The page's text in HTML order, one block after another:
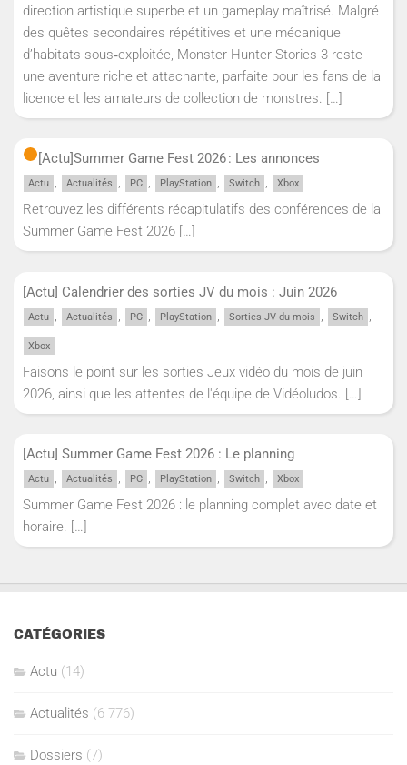
direction artistique superbe et un gameplay maîtrisé. Malgré
des quêtes secondaires répétitives et une mécanique
d’habitats sous‑exploitée, Monster Hunter Stories 3 reste
une aventure riche et attachante, parfaite pour les fans de la
licence et les amateurs de collection de monstres. […]
[Actu]Summer Game Fest 2026 : Les annonces
Actu , Actualités , PC , PlayStation , Switch , Xbox
Retrouvez les différents récapitulatifs des conférences de la
Summer Game Fest 2026 […]
[Actu] Calendrier des sorties JV du mois : Juin 2026
Actu , Actualités , PC , PlayStation , Sorties JV du mois , Switch ,
Xbox
Faisons le point sur les sorties Jeux vidéo du mois de juin
2026, ainsi que les attentes de l'équipe de Vidéoludos. […]
[Actu] Summer Game Fest 2026 : Le planning
Actu , Actualités , PC , PlayStation , Switch , Xbox
Summer Game Fest 2026 : le planning complet avec date et
horaire. […]
CATÉGORIES
Actu (14)
Actualités (6 776)
Dossiers (7)